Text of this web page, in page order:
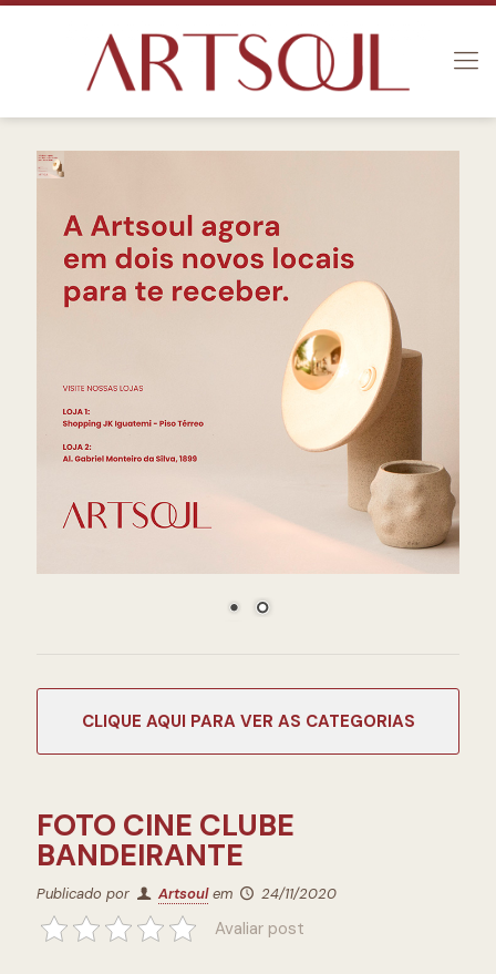
FOTO CINE CLUBE
BANDEIRANTE
Publicado por Artsoul em 24/11/2020
Avaliar post
CATEGORIAS